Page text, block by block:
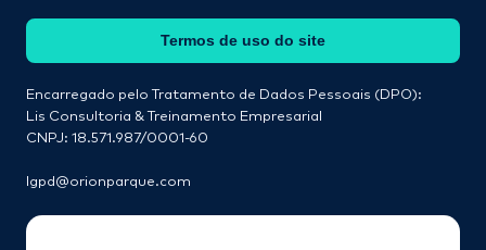
Termos de uso do site
Encarregado pelo Tratamento de Dados Pessoais (DPO):
Lis Consultoria & Treinamento Empresarial
CNPJ: 18.571.987/0001-60
lgpd@orionparque.com